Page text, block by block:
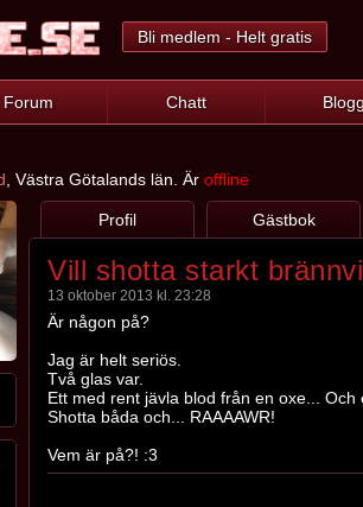
Bli medlem - Helt gratis
Forum Chatt
, Västra Götalands län. Är offline
Profil Gästbok
Vill shotta starkt
13 oktober 2013 kl. 23:28
Är någon på?
Jag är helt seriös.
Två glas var.
Ett med rent jävla blod från en oxe...
Shotta båda och... RAAAAWR!
Vem är på?! :3